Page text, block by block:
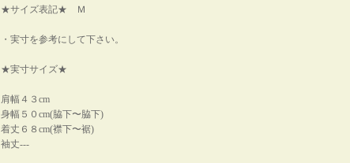
★サイズ表記★ Ｍ
・実寸を参考にして下さい。
★実寸サイズ★
肩幅４３cm
身幅５０cm(脇下〜脇下)
着丈６８cm(襟下〜裾)
袖丈---